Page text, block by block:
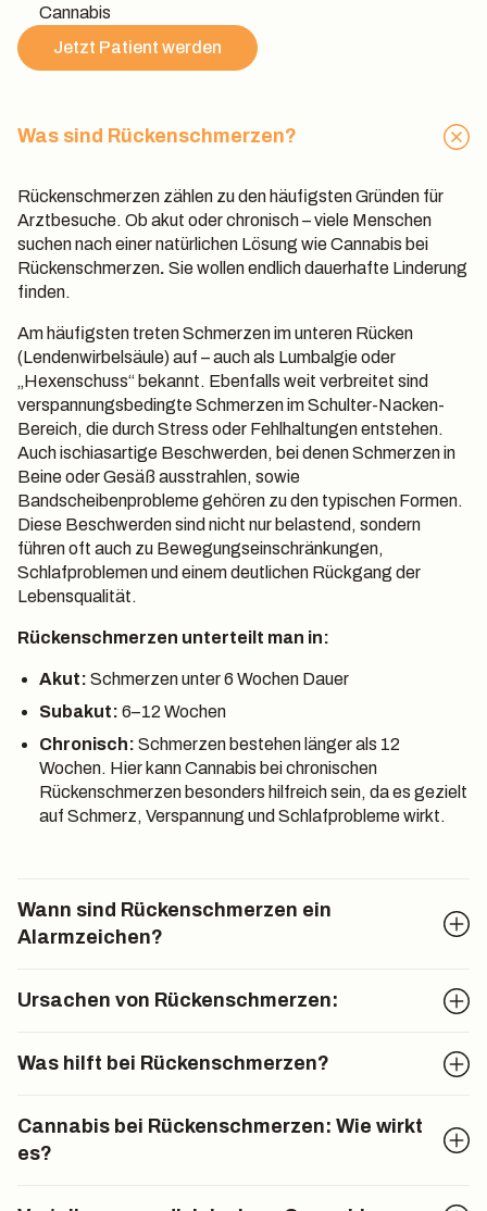
Cannabis
Jetzt Patient werden
Was sind Rückenschmerzen?
Rückenschmerzen zählen zu den häufigsten Gründen für
Arztbesuche. Ob akut oder chronisch – viele Menschen
suchen nach einer natürlichen Lösung wie Cannabis bei
Rückenschmerzen. Sie wollen endlich dauerhafte Linderung
finden.
Am häufigsten treten Schmerzen im unteren Rücken
(Lendenwirbelsäule) auf – auch als Lumbalgie oder
„Hexenschuss“ bekannt. Ebenfalls weit verbreitet sind
verspannungsbedingte Schmerzen im Schulter-Nacken-
Bereich, die durch Stress oder Fehlhaltungen entstehen.
Auch ischiasartige Beschwerden, bei denen Schmerzen in
Beine oder Gesäß ausstrahlen, sowie
Bandscheibenprobleme gehören zu den typischen Formen.
Diese Beschwerden sind nicht nur belastend, sondern
führen oft auch zu Bewegungseinschränkungen,
Schlafproblemen und einem deutlichen Rückgang der
Lebensqualität.
Rückenschmerzen unterteilt man in:
Akut: Schmerzen unter 6 Wochen Dauer
Subakut: 6–12 Wochen
Chronisch: Schmerzen bestehen länger als 12
Wochen. Hier kann Cannabis bei chronischen
Rückenschmerzen besonders hilfreich sein, da es gezielt
auf Schmerz, Verspannung und Schlafprobleme wirkt.
Wann sind Rückenschmerzen ein
Alarmzeichen?
In den meisten Fällen sind Rückenschmerzen harmlos. Doch
Kontrollverlust über Blase oder Darm
Ursachen von Rückenschmerzen:
Typische Auslöser sind:
Bandscheibenvorfall oder Ischialgie
Was hilft bei Rückenschmerzen?
Die Behandlung richtet sich nach Dauer, Ursache und
Schwere der Beschwerden. Dabei gilt: Je früher
Cannabis bei Rückenschmerzen: Wie wirkt
es?